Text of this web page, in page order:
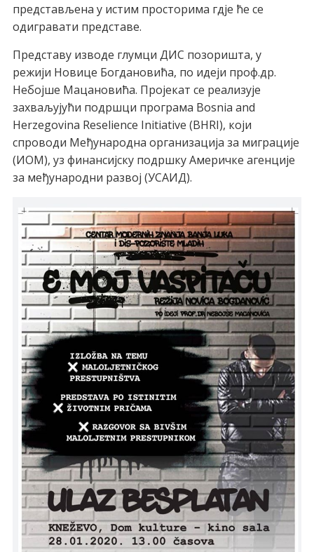
представљена у истим просторима гдје ће се
одигравати представе.
Представу изводе глумци ДИС позоришта, у
режији Новице Богдановића, по идеји проф.др.
Небојше Мацановића. Пројекат се реализује
захваљујући подршци програма Bosnia and
Herzegovina Reselience Initiative (BHRI), који
спроводи Међународна организација за миграције
(ИОМ), уз финансијску подршку Америчке агенције
за међународни развој (УСАИД).